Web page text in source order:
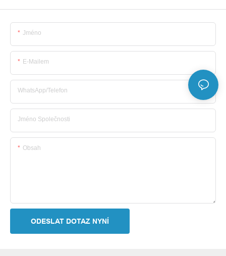
Jméno
E-Mailem
WhatsApp/telefon
Jméno Společnosti
Obsah
ODESLAT DOTAZ NYNÍ